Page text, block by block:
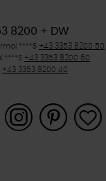
8200 + DW
****S +43 3353 8200 50
****S +43 3353 8200 60
+43 3353 8200 40